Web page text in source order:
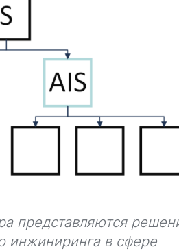
представляются
инжиниринга в сфере